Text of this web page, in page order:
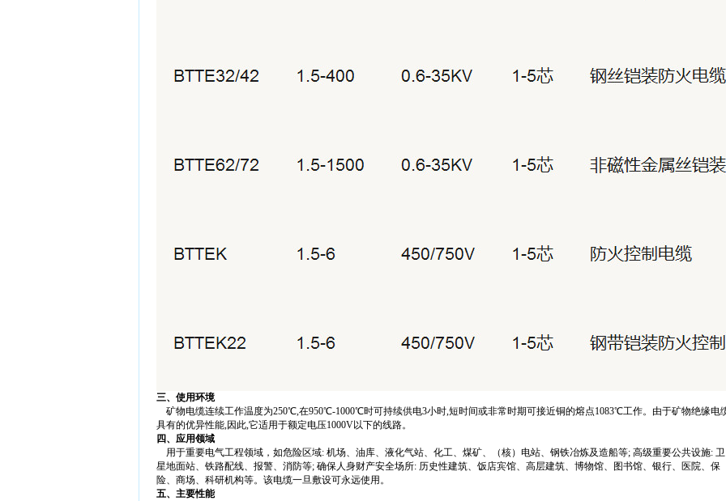
三、使用环境
矿物电缆连续工作温度为250℃,在950℃-1000℃时可持续供电3小时,短时间或非常时期可接近铜的熔点1083℃工作。由于矿物绝缘电
具有的优异性能,因此,它适用于额定电压1000V以下的线路。
四、应用领域
用于重要电气工程领域，如危险区域: 机场、油库、液化气站、化工、煤矿、（核）电站、钢铁冶炼及造船等; 高级重要公共设施: 卫
星地面站、铁路配线、报警、消防等; 确保人身财产安全场所: 历史性建筑、饭店宾馆、高层建筑、博物馆、图书馆、银行、医院、保
险、商场、科研机构等。该电缆一旦敷设可永远使用。
五、主要性能